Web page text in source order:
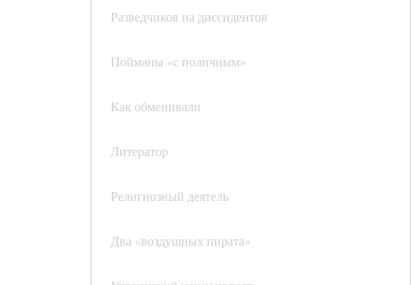
Разведчиков на диссидентов
Пойманы «с поличным»
Как обменивали
Литератор
Религиозный деятель
Два «воздушных пирата»